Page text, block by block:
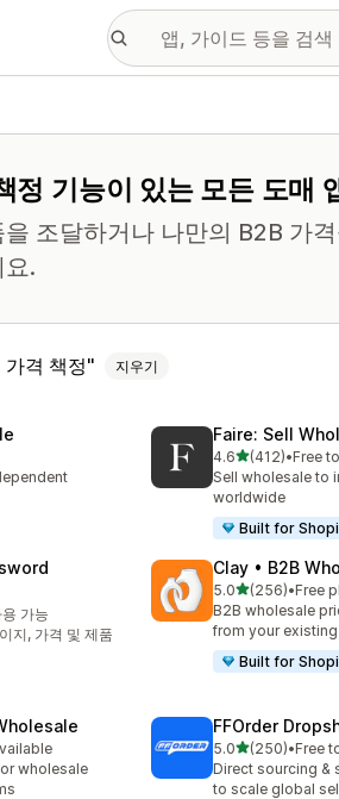
정 기능이 있는 모든 도매
조달하거나 나만의 B2B 가
.
격 책정 지우기
Faire: Sell
4.6별 5개 중
(412)
총 리뷰 412개
•Free
Sell wholesale to
worldwide
Built for
가능
지, 가격 및 제품
Clay • B2B
5.0별 5개 중
(256)
총 리뷰 256개
•Free
B2B wholesale
from your
Built for
wholesale
FFOrder
5.0별 5개 중
(250)
총 리뷰 250개
•Free
Direct sourcing &
to scale global